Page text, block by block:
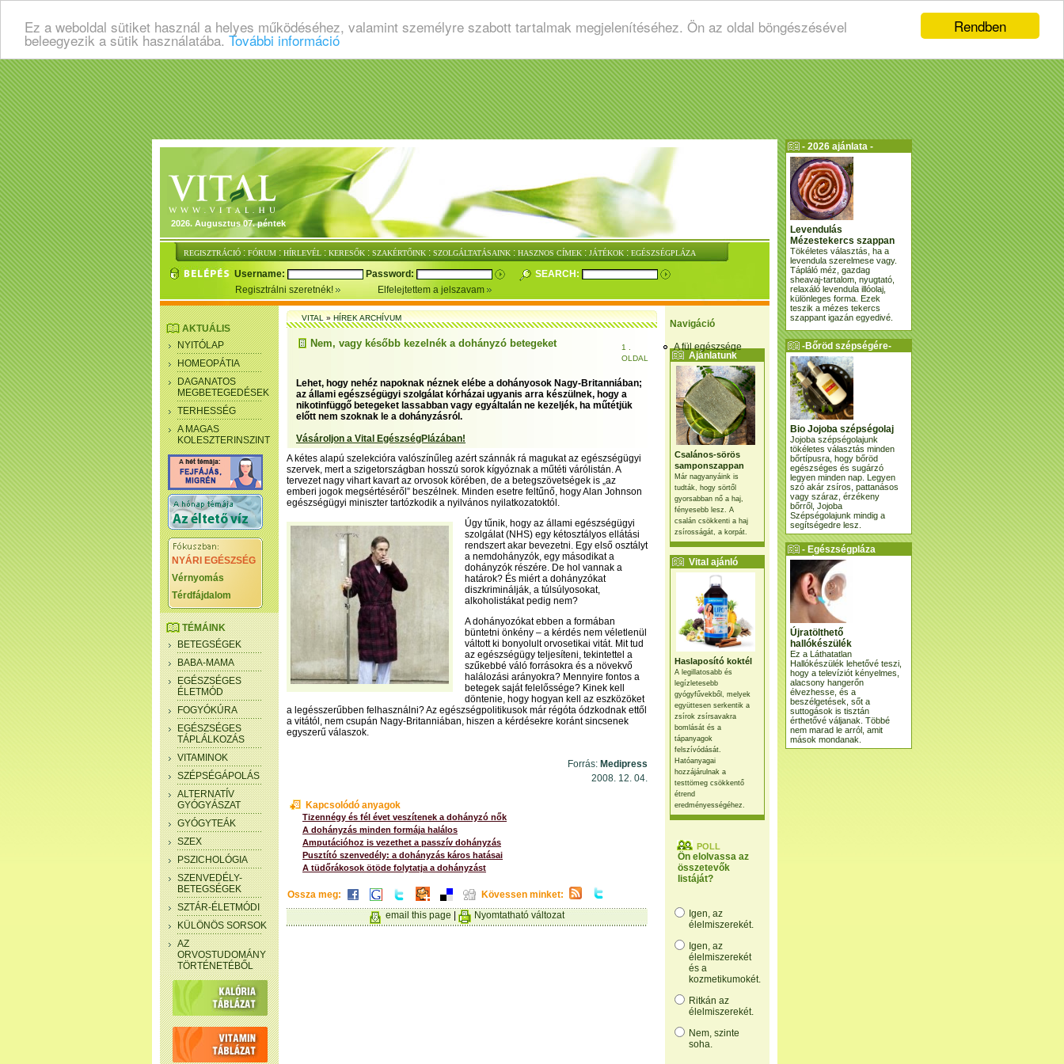
Rendben
Ez a weboldal sütiket használ a helyes működéséhez, valamint személyre szabott tartalmak megjelenítéséhez. Ön az oldal böngészésével
beleegyezik a sütik használatába. További információ
2026. Augusztus 07. péntek
REGISZTRÁCIÓ : FÓRUM : HÍRLEVÉL : KERESŐK : SZAKÉRTŐINK : SZOLGÁLTATÁSAINK : HASZNOS CÍMEK : JÁTÉKOK : EGÉSZSÉGPLÁZA
Username: Password:
SEARCH:
Regisztrálni szeretnék!
Elfelejtettem a jelszavam
Navigáció
A fül egészsége
Ajánlatunk
Csalános-sörös
samponszappan
Már nagyanyáink is
tudták, hogy sörtől
gyorsabban nő a haj,
fényesebb lesz. A
csalán csökkenti a haj
zsírosságát, a korpát.
Vital ajánló
Haslaposító koktél
A legillatosabb és
legízletesebb
gyógyfűvekből, melyek
együttesen serkentik a
zsírok zsírsavakra
bomlását és a
tápanyagok
felszívódását.
Hatóanyagai
hozzájárulnak a
testtömeg csökkentő
étrend
eredményességéhez.
POLL
Ön elolvassa az
összetevők
listáját?
Igen, az
élelmiszerekét.
Igen, az
élelmiszerekét
és a
kozmetikumokét.
Ritkán az
élelmiszerekét.
Nem, szinte
soha.
AKTUÁLIS
NYITÓLAP
HOMEOPÁTIA
DAGANATOS
MEGBETEGEDÉSEK
TERHESSÉG
A MAGAS
KOLESZTERINSZINT
NYÁRI EGÉSZSÉG
Vérnyomás
Térdfájdalom
TÉMÁINK
BETEGSÉGEK
BABA-MAMA
EGÉSZSÉGES
ÉLETMÓD
FOGYÓKÚRA
EGÉSZSÉGES
TÁPLÁLKOZÁS
VITAMINOK
SZÉPSÉGÁPOLÁS
ALTERNATÍV
GYÓGYÁSZAT
GYÓGYTEÁK
SZEX
PSZICHOLÓGIA
SZENVEDÉLY-
BETEGSÉGEK
SZTÁR-ÉLETMÓDI
KÜLÖNÖS SORSOK
AZ
ORVOSTUDOMÁNY
TÖRTÉNETÉBŐL
VITAL»HÍREK ARCHÍVUM
Nem, vagy később kezelnék a dohányzó betegeket
1 .
OLDAL
Lehet, hogy nehéz napoknak néznek elébe a dohányosok Nagy-Britanniában;
az állami egészségügyi szolgálat kórházai ugyanis arra készülnek, hogy a
nikotinfüggő betegeket lassabban vagy egyáltalán ne kezeljék, ha műtétjük
előtt nem szoknak le a dohányzásról.
Vásároljon a Vital EgészségPlázában!
A kétes alapú szelekcióra valószínűleg azért szánnák rá magukat az egészségügyi
szervek, mert a szigetországban hosszú sorok kígyóznak a műtéti várólistán. A
tervezet nagy vihart kavart az orvosok körében, de a betegszövetségek is „az
emberi jogok megsértéséről” beszélnek. Minden esetre feltűnő, hogy Alan Johnson
egészségügyi miniszter tartózkodik a nyilvános nyilatkozatoktól.
Úgy tűnik, hogy az állami egészségügyi
szolgálat (NHS) egy kétosztályos ellátási
rendszert akar bevezetni. Egy első osztályt
a nemdohányzók, egy másodikat a
dohányzók részére. De hol vannak a
határok? És miért a dohányzókat
diszkriminálják, a túlsúlyosokat,
alkoholistákat pedig nem?
A dohányozókat ebben a formában
büntetni önkény – a kérdés nem véletlenül
váltott ki bonyolult orvosetikai vitát. Mit tud
az egészségügy teljesíteni, tekintettel a
szűkebbé váló forrásokra és a növekvő
halálozási arányokra? Mennyire fontos a
betegek saját felelőssége? Kinek kell
döntenie, hogy hogyan kell az eszközöket
a legésszerűbben felhasználni? Az egészségpolitikusok már régóta ódzkodnak ettől
a vitától, nem csupán Nagy-Britanniában, hiszen a kérdésekre koránt sincsenek
egyszerű válaszok.
Forrás: Medipress
2008. 12. 04.
Kapcsolódó anyagok
Tizennégy és fél évet veszítenek a dohányzó nők
A dohányzás minden formája halálos
Amputációhoz is vezethet a passzív dohányzás
Pusztító szenvedély: a dohányzás káros hatásai
A tüdőrákosok ötöde folytatja a dohányzást
Ossza meg:
Kövessen minket:
email this page
Nyomtatható változat
- 2026 ajánlata -
Levendulás
Mézestekercs szappan
Tökéletes választás, ha a
levendula szerelmese vagy.
Tápláló méz, gazdag
sheavaj-tartalom, nyugtató,
relaxáló levendula illóolaj,
különleges forma. Ezek
teszik a mézes tekercs
szappant igazán egyedivé.
-Bőröd szépségére-
Bio Jojoba szépségolaj
Jojoba szépségolajunk
tökéletes választás minden
bőrtípusra, hogy bőröd
egészséges és sugárzó
legyen minden nap. Legyen
szó akár zsíros, pattanásos
vagy száraz, érzékeny
bőrről, Jojoba
Szépségolajunk mindig a
segítségedre lesz.
- Egészségpláza
ajánlatunk -
Újratölthető
hallókészülék
Ez a Láthatatlan
Hallókészülék lehetővé teszi,
hogy a televíziót kényelmes,
alacsony hangerőn
élvezhesse, és a
beszélgetések, sőt a
suttogások is tisztán
érthetővé váljanak. Többé
nem marad le arról, amit
mások mondanak.